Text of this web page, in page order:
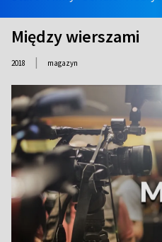
Między wierszami
2018 | magazyn